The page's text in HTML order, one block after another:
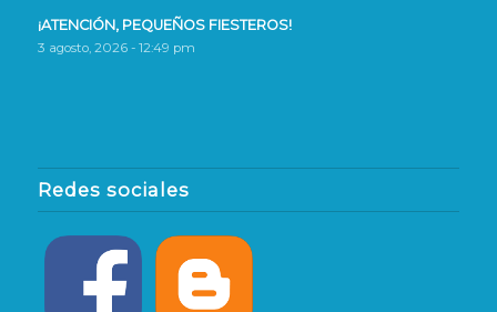
¡ATENCIÓN, PEQUEÑOS FIESTEROS!
3 agosto, 2026 - 12:49 pm
Redes sociales